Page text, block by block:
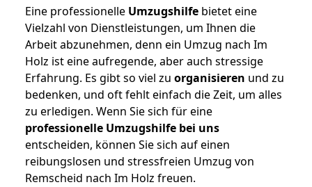
Eine professionelle Umzugshilfe bietet eine
Vielzahl von Dienstleistungen, um Ihnen die
Arbeit abzunehmen, denn ein Umzug nach Im
Holz ist eine aufregende, aber auch stressige
Erfahrung. Es gibt so viel zu organisieren und zu
bedenken, und oft fehlt einfach die Zeit, um alles
zu erledigen. Wenn Sie sich für eine
professionelle Umzugshilfe bei uns
entscheiden, können Sie sich auf einen
reibungslosen und stressfreien Umzug von
Remscheid nach Im Holz freuen.